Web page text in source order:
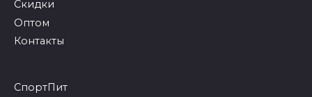
Скидки
Оптом
Контакты
СпортПит